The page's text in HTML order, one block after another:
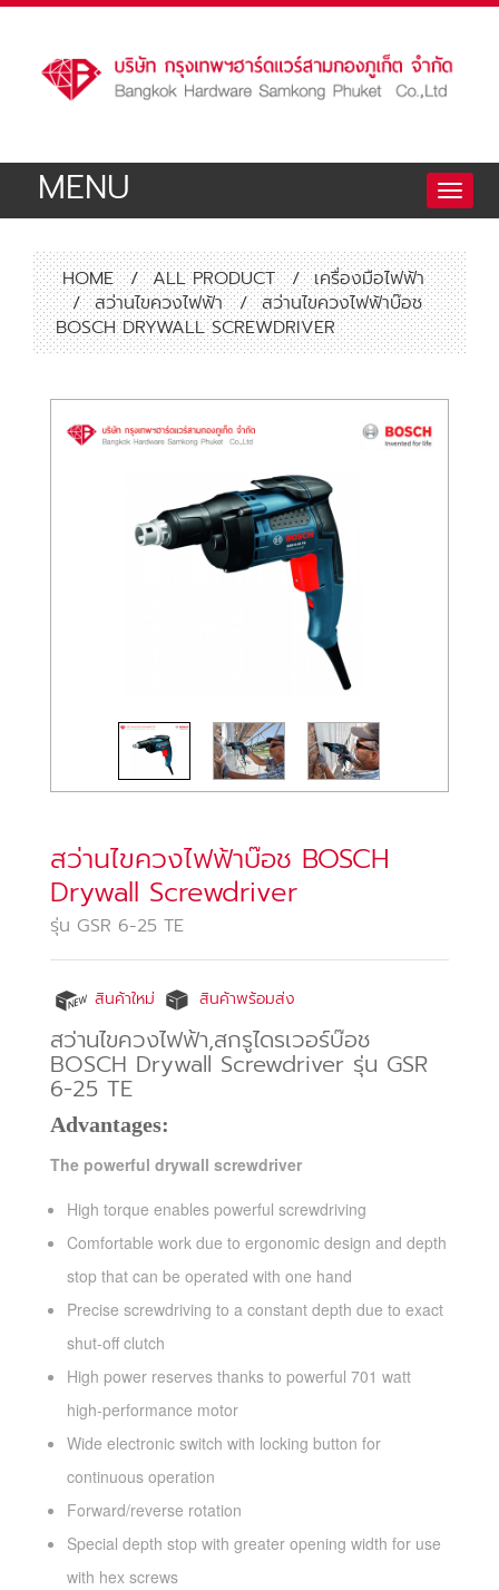
Toggle
MENU
HOME / ALL PRODUCT / เครื่องมือไฟฟ้า
/ สว่านไขควงไฟฟ้า / สว่านไขควงไฟฟ้าบ๊อช
BOSCH DRYWALL SCREWDRIVER
สว่านไขควงไฟฟ้าบ๊อช BOSCH
Drywall Screwdriver
รุ่น GSR 6-25 TE
สินค้าใหม่ สินค้าพร้อมส่ง
สว่านไขควงไฟฟ้า,สกรูไดรเวอร์บ๊อช
BOSCH Drywall Screwdriver รุ่น GSR
6-25 TE
Advantages:
The powerful drywall screwdriver
High torque enables powerful screwdriving
Comfortable work due to ergonomic design and depth
stop that can be operated with one hand
Precise screwdriving to a constant depth due to exact
shut-off clutch
High power reserves thanks to powerful 701 watt
high-performance motor
Wide electronic switch with locking button for
continuous operation
Forward/reverse rotation
Special depth stop with greater opening width for use
with hex screws